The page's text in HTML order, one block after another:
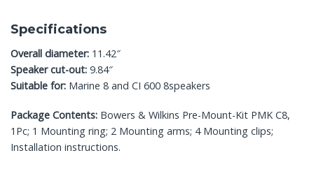
Specifications
Overall diameter: 11.42″
Speaker cut-out: 9.84″
Suitable for: Marine 8 and CI 600 8speakers
Package Contents: Bowers & Wilkins Pre-Mount-Kit PMK C8,
1Pc; 1 Mounting ring; 2 Mounting arms; 4 Mounting clips;
Installation instructions.